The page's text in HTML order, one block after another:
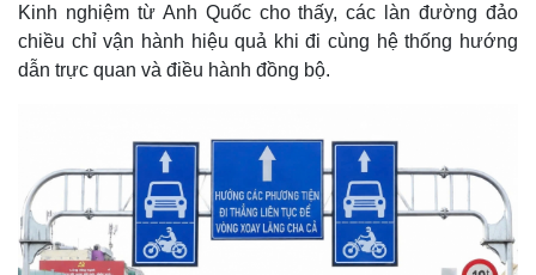
Kinh nghiệm từ Anh Quốc cho thấy, các làn đường đảo
chiều chỉ vận hành hiệu quả khi đi cùng hệ thống hướng
dẫn trực quan và điều hành đồng bộ.